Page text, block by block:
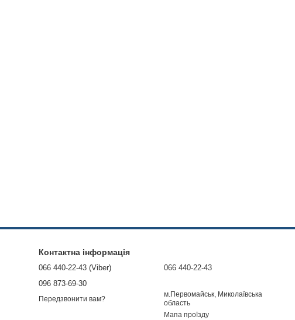
Контактна інформація
066 440-22-43 (Viber)
096 873-69-30
Передзвонити вам?
066 440-22-43
м.Первомайськ, Миколаївська
область
Мапа проїзду